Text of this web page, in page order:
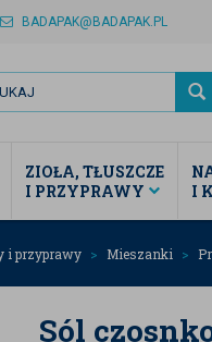
BADAPAK@BADAPAK.PL
ZIOŁA, TŁUSZCZE
I PRZYPRAWY
I
i przyprawy Mieszanki
Sól